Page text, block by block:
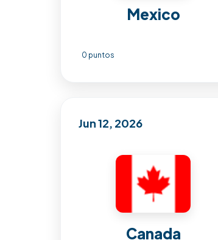
Mexico
0 puntos
Jun 12, 2026
Canada